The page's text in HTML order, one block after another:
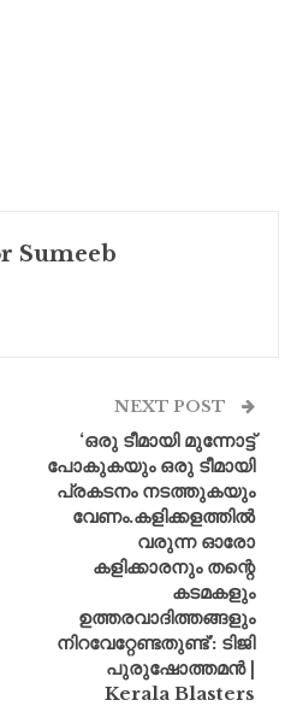
Sumeeb
NEXT POST
‘ഒരു ടീമായി മുന്നോട്ട്
പോകുകയും ഒരു ടീമായി
പ്രകടനം നടത്തുകയും
വേണം.കളിക്കളത്തിൽ
വരുന്ന ഓരോ
കളിക്കാരനും തന്റെ
കടമകളും
ഉത്തരവാദിത്തങ്ങളും
നിറവേറ്റേണ്ടതുണ്ട്’: ടിജി
പുരുഷോത്തമൻ |
Kerala Blasters